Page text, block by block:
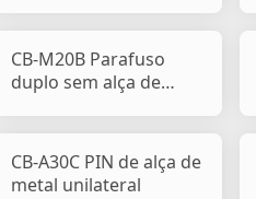
CB-M20B Parafuso
duplo sem alça de
CB-A30C PIN de alça de
metal unilateral